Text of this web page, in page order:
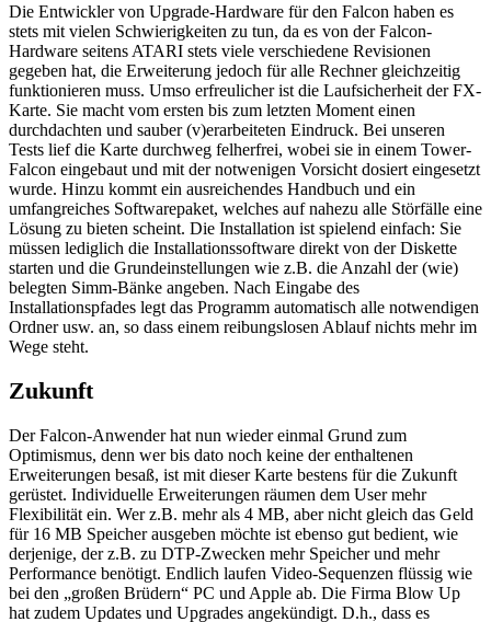
Die Entwickler von Upgrade-Hardware für den Falcon haben es
stets mit vielen Schwierigkeiten zu tun, da es von der Falcon-
Hardware seitens ATARI stets viele verschiedene Revisionen
gegeben hat, die Erweiterung jedoch für alle Rechner gleichzeitig
funktionieren muss. Umso erfreulicher ist die Laufsicherheit der FX-
Karte. Sie macht vom ersten bis zum letzten Moment einen
durchdachten und sauber (v)erarbeiteten Eindruck. Bei unseren
Tests lief die Karte durchweg felherfrei, wobei sie in einem Tower-
Falcon eingebaut und mit der notwenigen Vorsicht dosiert eingesetzt
wurde. Hinzu kommt ein ausreichendes Handbuch und ein
umfangreiches Softwarepaket, welches auf nahezu alle Störfälle eine
Lösung zu bieten scheint. Die Installation ist spielend einfach: Sie
müssen lediglich die Installationssoftware direkt von der Diskette
starten und die Grundeinstellungen wie z.B. die Anzahl der (wie)
belegten Simm-Bänke angeben. Nach Eingabe des
Installationspfades legt das Programm automatisch alle notwendigen
Ordner usw. an, so dass einem reibungslosen Ablauf nichts mehr im
Wege steht.
Zukunft
Der Falcon-Anwender hat nun wieder einmal Grund zum
Optimismus, denn wer bis dato noch keine der enthaltenen
Erweiterungen besaß, ist mit dieser Karte bestens für die Zukunft
gerüstet. Individuelle Erweiterungen räumen dem User mehr
Flexibilität ein. Wer z.B. mehr als 4 MB, aber nicht gleich das Geld
für 16 MB Speicher ausgeben möchte ist ebenso gut bedient, wie
derjenige, der z.B. zu DTP-Zwecken mehr Speicher und mehr
Performance benötigt. Endlich laufen Video-Sequenzen flüssig wie
bei den „großen Brüdern“ PC und Apple ab. Die Firma Blow Up
hat zudem Updates und Upgrades angekündigt. D.h., dass es